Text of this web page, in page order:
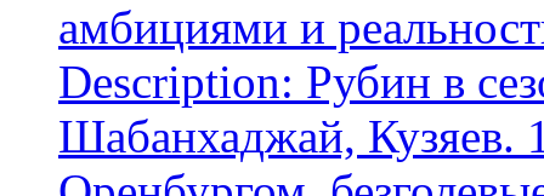
амбициями и
Description: Рубин в
Шабанхаджай, Кузяев.